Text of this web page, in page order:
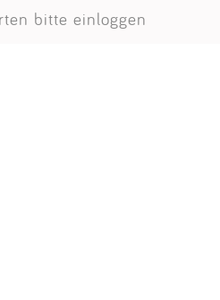
bitte einloggen